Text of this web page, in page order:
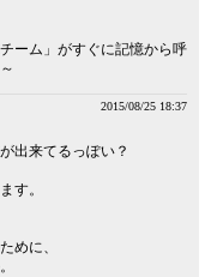
ーム」がすぐに記憶から呼
2015/08/25 18:37
出来てるっぽい？
す。
めに、